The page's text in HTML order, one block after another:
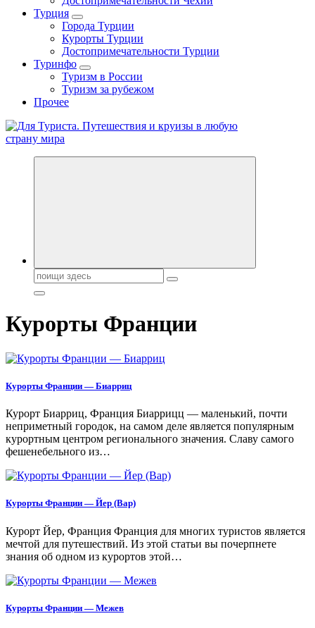
Турция
Города Турции
Курорты Турции
Достопримечательности Турции
Туринфо
Туризм в России
Туризм за рубежом
Прочее
Новости туризма, куда поехать на отдых, где провести отпуск.
Поиск:
Курорты Франции
Курорты Франции — Биарриц
Курорт Биарриц, Франция Биаррицц — маленький, почти
неприметный городок, на самом деле является популярным
курортным центром регионального значения. Cлаву самого
фешенебельного из…
Курорты Франции — Йер (Вар)
Курорт Йер, Франция Франция для многих туристов является
мечтой для путешествий. Из этой статьи вы почерпнете
знания об одном из курортов этой…
Курорты Франции — Межев